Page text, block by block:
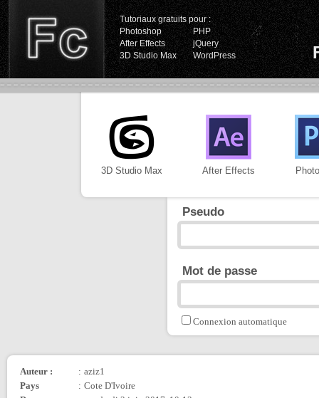
Tutoriaux gratuits pour :
Photoshop
PHP
After Effects
jQuery
3D Studio Max
WordPress
3D Studio Max After Effects
Pseudo
Mot de passe
Connexion automatique
Auteur : : aziz1
Pays
: Cote D'Ivoire